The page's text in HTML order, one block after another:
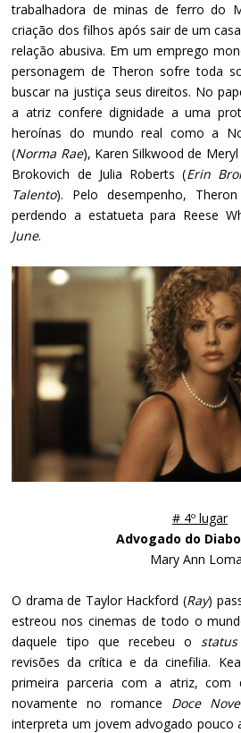
trabalhadora de minas de ferro do
criação dos filhos após sair de um
relação abusiva. Em um emprego
personagem de Theron sofre toda
buscar na justiça seus direitos. No
a atriz confere dignidade a uma
heroínas do mundo real como a
(Norma Rae), Karen Silkwood de Meryl
Brokovich de Julia Roberts (Erin
Talento). Pelo desempenho,
perdendo a estatueta para Reese
June.
# 4º lugar
Advogado do
Mary Ann
O drama de Taylor Hackford (Ray)
estreou nos cinemas de todo o
daquele tipo que recebeu o
revisões da crítica e da cinefilia.
primeira parceria com a atriz, com
novamente no romance Doce
interpreta um jovem advogado pouco